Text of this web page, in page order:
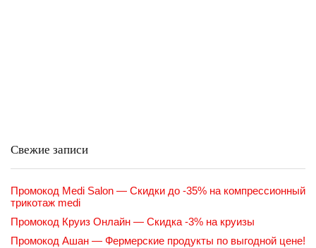
Свежие записи
Промокод Medi Salon — Скидки до -35% на компрессионный
трикотаж medi
Промокод Круиз Онлайн — Скидка -3% на круизы
Промокод Ашан — Фермерские продукты по выгодной цене!